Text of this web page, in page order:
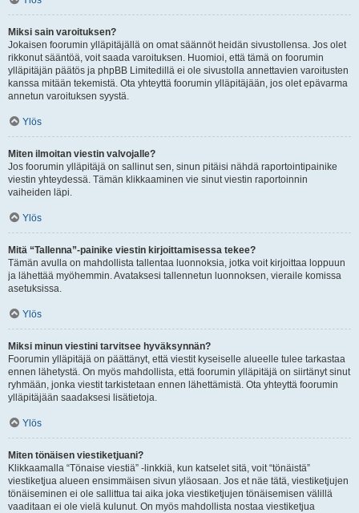
Miksi sain varoituksen?
Jokaisen foorumin ylläpitäjällä on omat säännöt heidän sivustollensa. Jos olet
rikkonut sääntöä, voit saada varoituksen. Huomioi, että tämä on foorumin
ylläpitäjän päätös ja phpBB Limitedillä ei ole sivustolla annettavien varoitusten
kanssa mitään tekemistä. Ota yhteyttä foorumin ylläpitäjään, jos olet epävarma
annetun varoituksen syystä.
Ylös
Miten ilmoitan viestin valvojalle?
Jos foorumin ylläpitäjä on sallinut sen, sinun pitäisi nähdä raportointipainike
viestin yhteydessä. Tämän klikkaaminen vie sinut viestin raportoinnin
vaiheiden läpi.
Ylös
Mitä “Tallenna”-painike viestin kirjoittamisessa tekee?
Tämän avulla on mahdollista tallentaa luonnoksia, jotka voit kirjoittaa loppuun
ja lähettää myöhemmin. Avataksesi tallennetun luonnoksen, vieraile komissa
asetuksissa.
Ylös
Miksi minun viestini tarvitsee hyväksynnän?
Foorumin ylläpitäjä on päättänyt, että viestit kyseiselle alueelle tulee tarkastaa
ennen lähetystä. On myös mahdollista, että foorumin ylläpitäjä on siirtänyt sinut
ryhmään, jonka viestit tarkistetaan ennen lähettämistä. Ota yhteyttä foorumin
ylläpitäjään saadaksesi lisätietoja.
Ylös
Miten tönäisen viestiketjuani?
Klikkaamalla “Tönaise viestiä” -linkkiä, kun katselet sitä, voit “tönäistä”
viestiketjua alueen ensimmäisen sivun yläosaan. Jos et näe tätä, viestiketjujen
tönäiseminen ei ole sallittua tai aika joka viestiketjujen tönäisemisen välillä
vaaditaan ei ole vielä kulunut. On myös mahdollista nostaa viestiketjua